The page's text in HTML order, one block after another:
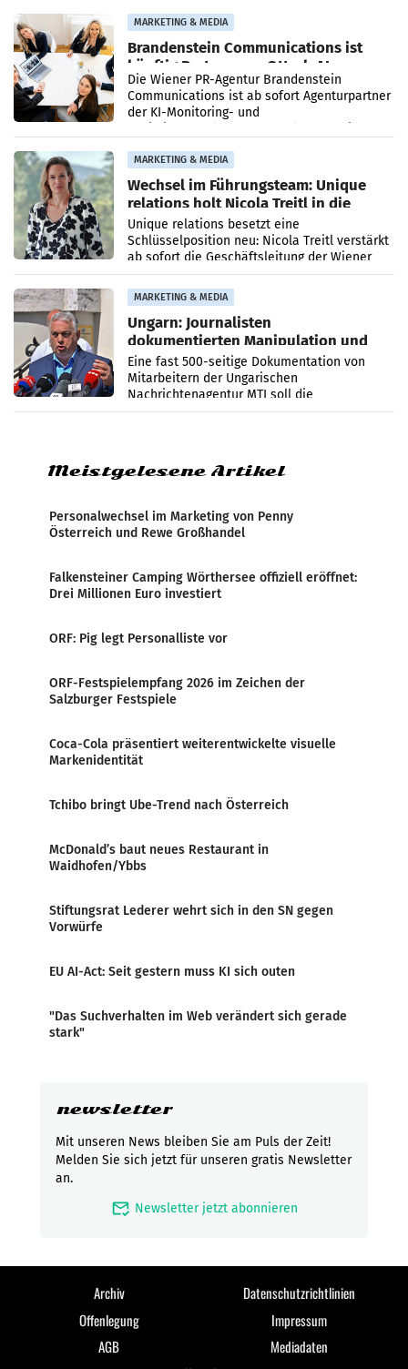
MARKETING & MEDIA
Brandenstein Communications ist
künftig Partner von OtterlyAI
Die Wiener PR-Agentur Brandenstein
Communications ist ab sofort Agenturpartner
der KI-Monitoring- und
MARKETING & MEDIA
Wechsel im Führungsteam: Unique
relations holt Nicola Treitl in die
Geschäftsleitung
Unique relations besetzt eine
Schlüsselposition neu: Nicola Treitl verstärkt
ab sofort die Geschäftsleitung der Wiener
PR-Agentur an der Seite von Josef Kalina und
Anna Kalina-Mahr.
MARKETING & MEDIA
Ungarn: Journalisten
dokumentierten Manipulation und
Zensur
Eine fast 500-seitige Dokumentation von
Mitarbeitern der Ungarischen
Nachrichtenagentur MTI soll die
systematische Nachrichten-Manipulation und
Meistgelesene Artikel
Personalwechsel im Marketing von Penny
Österreich und Rewe Großhandel
Falkensteiner Camping Wörthersee offiziell eröffnet:
Drei Millionen Euro investiert
ORF: Pig legt Personalliste vor
ORF-Festspielempfang 2026 im Zeichen der
Salzburger Festspiele
Coca-Cola präsentiert weiterentwickelte visuelle
Markenidentität
Tchibo bringt Ube-Trend nach Österreich
McDonald’s baut neues Restaurant in
Waidhofen/Ybbs
Stiftungsrat Lederer wehrt sich in den SN gegen
Vorwürfe
EU AI-Act: Seit gestern muss KI sich outen
"Das Suchverhalten im Web verändert sich gerade
stark"
newsletter
Mit unseren News bleiben Sie am Puls der Zeit!
Melden Sie sich jetzt für unseren gratis Newsletter
an.
mark_email_read Newsletter jetzt abonnieren
Archiv
Datenschutzrichtlinien
Offenlegung
Impressum
AGB
Mediadaten